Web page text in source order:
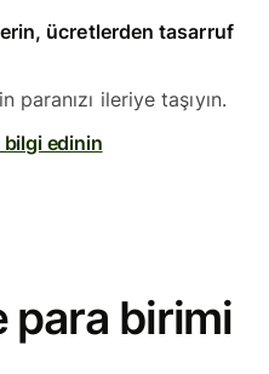
ücretlerden tasarruf
ileriye taşıyın.
bilgi edinin
para birimi